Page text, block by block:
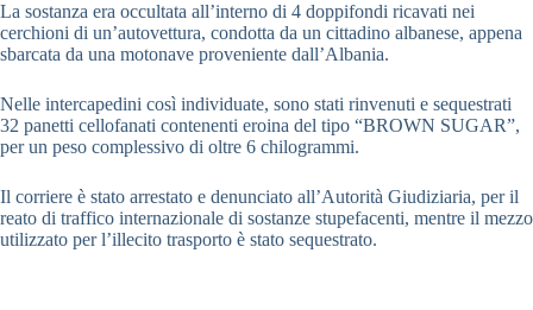
La sostanza era occultata all’interno di 4 doppifondi ricavati nei
cerchioni di un’autovettura, condotta da un cittadino albanese, appena
sbarcata da una motonave proveniente dall’Albania.
Nelle intercapedini così individuate, sono stati rinvenuti e sequestrati
32 panetti cellofanati contenenti eroina del tipo “BROWN SUGAR”,
per un peso complessivo di oltre 6 chilogrammi.
Il corriere è stato arrestato e denunciato all’Autorità Giudiziaria, per il
reato di traffico internazionale di sostanze stupefacenti, mentre il mezzo
utilizzato per l’illecito trasporto è stato sequestrato.